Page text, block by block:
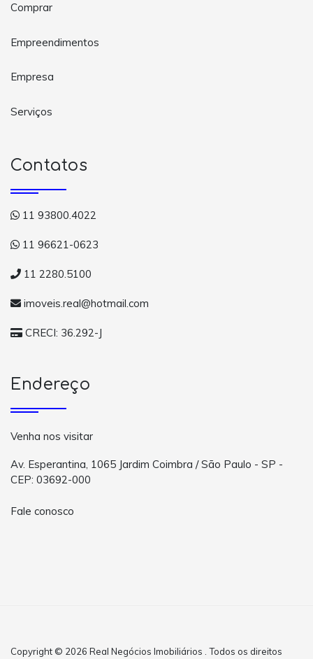
Comprar
Empreendimentos
Empresa
Serviços
Contatos
11 93800.4022
11 96621-0623
11 2280.5100
imoveis.real@hotmail.com
CRECI: 36.292-J
Endereço
Venha nos visitar
Av. Esperantina, 1065 Jardim Coimbra / São Paulo - SP -
CEP: 03692-000
Fale conosco
Copyright © 2026 Real Negócios Imobiliários . Todos os direitos